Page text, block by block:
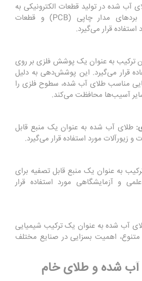
آب شده در تولید قطعات الکترونیکی به
عنوان مثال در تولید برد‌های مدار چاپی (PCB) و قطعات
قرار می‌گیرد.
ترکیب به عنوان یک پوشش فلزی بر روی
قرار می‌گیرد. این پوشش‌دهی به دلیل
مناسب طلای آب شده، سطوح فلزی را
آسیب‌ها محافظت می‌کند.
طلای آب شده به عنوان یک منبع قابل
زیورآلات مورد استفاده قرار می‌گیرد.
به عنوان یک منبع قابل تصفیه برای
و آزمایشگاهی مورد استفاده قرار
آب شده به عنوان یک ترکیب شیمیایی
متنوع، اهمیت بسزایی در صنایع مختلف
شده و طلای خام